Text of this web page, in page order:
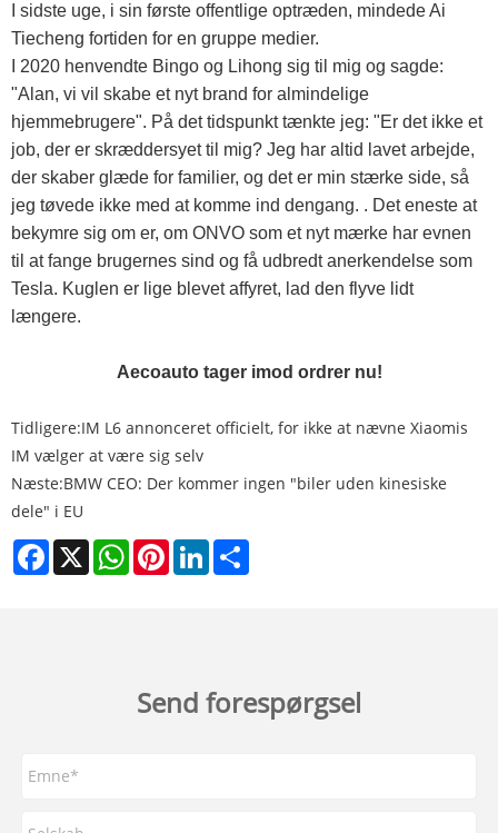
I sidste uge, i sin første offentlige optræden, mindede Ai
Tiecheng fortiden for en gruppe medier.
I 2020 henvendte Bingo og Lihong sig til mig og sagde:
"Alan, vi vil skabe et nyt brand for almindelige
hjemmebrugere". På det tidspunkt tænkte jeg: "Er det ikke et
job, der er skræddersyet til mig? Jeg har altid lavet arbejde,
der skaber glæde for familier, og det er min stærke side, så
jeg tøvede ikke med at komme ind dengang. . Det eneste at
bekymre sig om er, om ONVO som et nyt mærke har evnen
til at fange brugernes sind og få udbredt anerkendelse som
Tesla. Kuglen er lige blevet affyret, lad den flyve lidt
længere.
Aecoauto tager imod ordrer nu!
Tidligere:IM L6 annonceret officielt, for ikke at nævne Xiaomis
IM vælger at være sig selv
Næste:BMW CEO: Der kommer ingen "biler uden kinesiske
dele" i EU
Facebook
X WhatsAppPinterestLinkedIn
Send forespørgsel